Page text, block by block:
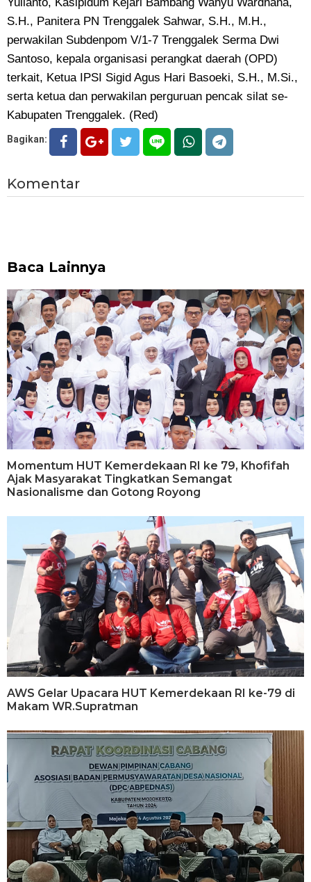
S.H., Panitera PN Trenggalek Sahwar, S.H., M.H.,
perwakilan Subdenpom V/1-7 Trenggalek Serma Dwi
Santoso, kepala organisasi perangkat daerah (OPD)
terkait, Ketua IPSI Sigid Agus Hari Basoeki, S.H., M.Si.,
serta ketua dan perwakilan perguruan pencak silat se-
Kabupaten Trenggalek. (Red)
Bagikan:
Komentar
Baca Lainnya
Momentum HUT Kemerdekaan RI ke 79, Khofifah
Ajak Masyarakat Tingkatkan Semangat
Nasionalisme dan Gotong Royong
AWS Gelar Upacara HUT Kemerdekaan RI ke-79 di
Makam WR.Supratman